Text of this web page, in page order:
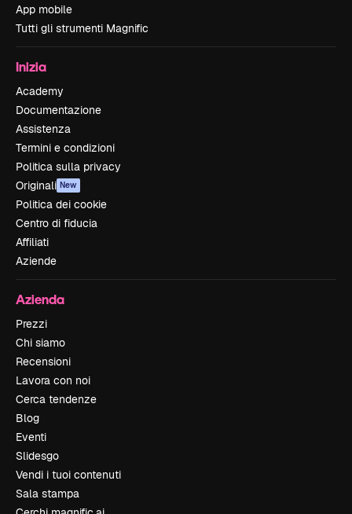
App mobile
Tutti gli strumenti Magnific
Inizia
Academy
Documentazione
Assistenza
Termini e condizioni
Politica sulla privacy
Originali New
Politica dei cookie
Centro di fiducia
Affiliati
Aziende
Azienda
Prezzi
Chi siamo
Recensioni
Lavora con noi
Cerca tendenze
Blog
Eventi
Slidesgo
Vendi i tuoi contenuti
Sala stampa